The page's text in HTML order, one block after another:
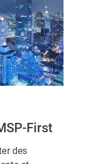
First
des